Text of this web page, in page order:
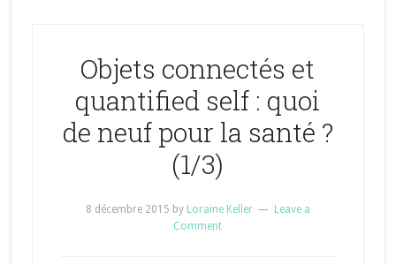
Objets connectés et
quantified self : quoi
de neuf pour la santé ?
(1/3)
8 décembre 2015 by Loraine Keller
Leave a
Comment